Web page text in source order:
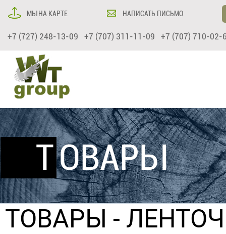
МЫ НА КАРТЕ НАПИСАТЬ ПИСЬМО
+7 (727) 248-13-09 +7 (707) 311-11-09 +7 (707) 710-02-
ТОВАРЫ
ТОВАРЫ -